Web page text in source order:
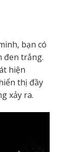
bạn có
đen trắng.
hiện
thị đầy
xảy ra.